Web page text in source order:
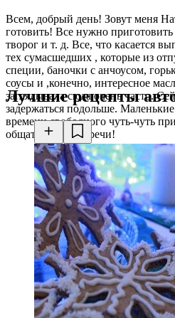
Всем, добрый день! Зовут меня
готовить! Все нужно
творог и т. д. Все, что касается
тех сумасшедших , которые из
специи, баночки с анчоусом,
соусы и ,конечно, интересное
заглядывала сюда очень часто.
задержаться подольше.
времени свободного чуть-чуть
общаться! До встречи!
Лучшие рецепты